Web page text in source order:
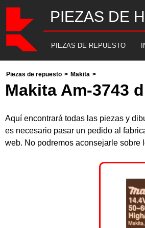
PIEZAS DE
PIEZAS DE REPUESTO
Piezas de repuesto > Makita >
Makita Am-3743
Aquí encontrará todas las piezas y
es necesario pasar un pedido al
web. No podremos aconsejarle sobre